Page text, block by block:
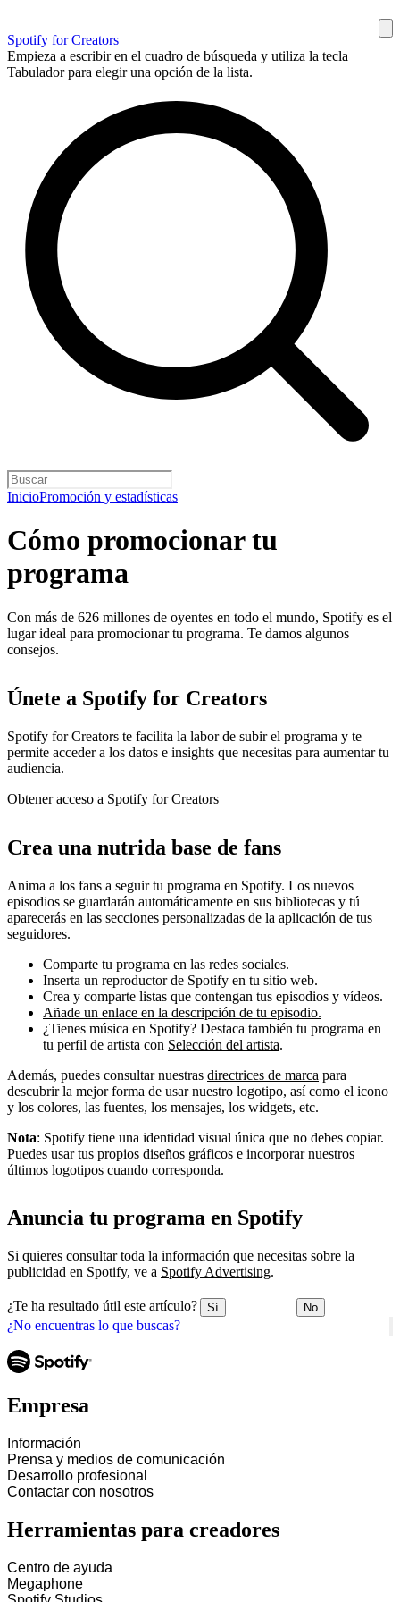
Spotify for Creators
Empieza a escribir en el cuadro de búsqueda y utiliza la tecla
Tabulador para elegir una opción de la lista.
InicioPromoción y estadísticas
¿No encuentras lo que buscas?
Cómo promocionar tu
programa
Con más de 626 millones de oyentes en todo el mundo, Spotify es el
lugar ideal para promocionar tu programa. Te damos algunos
consejos.
Únete a Spotify for Creators
Spotify for Creators te facilita la labor de subir el programa y te
permite acceder a los datos e insights que necesitas para aumentar tu
audiencia.
Obtener acceso a Spotify for Creators
Crea una nutrida base de fans
Anima a los fans a seguir tu programa en Spotify. Los nuevos
episodios se guardarán automáticamente en sus bibliotecas y tú
aparecerás en las secciones personalizadas de la aplicación de tus
seguidores.
Comparte tu programa en las redes sociales.
Inserta un reproductor de Spotify en tu sitio web.
Crea y comparte listas que contengan tus episodios y vídeos.
Añade un enlace en la descripción de tu episodio.
¿Tienes música en Spotify? Destaca también tu programa en
tu perfil de artista con Selección del artista.
Además, puedes consultar nuestras directrices de marca para
descubrir la mejor forma de usar nuestro logotipo, así como el icono
y los colores, las fuentes, los mensajes, los widgets, etc.
Nota: Spotify tiene una identidad visual única que no debes copiar.
Puedes usar tus propios diseños gráficos e incorporar nuestros
últimos logotipos cuando corresponda.
Anuncia tu programa en Spotify
Si quieres consultar toda la información que necesitas sobre la
publicidad en Spotify, ve a Spotify Advertising.
¿Te ha resultado útil este artículo? Sí No
Empresa
Información
Prensa y medios de comunicación
Desarrollo profesional
Contactar con nosotros
Herramientas para creadores
Centro de ayuda
Megaphone